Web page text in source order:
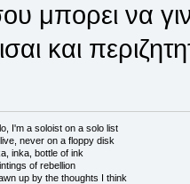
μπορει να
και
I'm a soloist on a solo list
never on a floppy disk
inka, bottle of ink
of rebellion
up by the thoughts I think